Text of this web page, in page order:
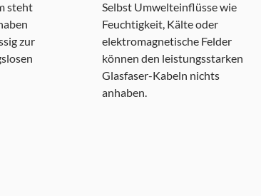
steht
zur
Selbst Umwelteinflüsse wie
Feuchtigkeit, Kälte oder
elektromagnetische Felder
können den leistungsstarken
Glasfaser-Kabeln nichts
anhaben.